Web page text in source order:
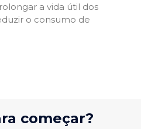
a vida útil dos
o consumo de
começar?